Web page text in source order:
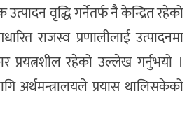
वृद्धि गर्नेतर्फ नै केन्द्रित रहेको
राजस्व प्रणालीलाई उत्पादनमा
प्रयत्नशील रहेको उल्लेख गर्नुभयो ।
अर्थमन्त्रालयले प्रयास थालिसकेको